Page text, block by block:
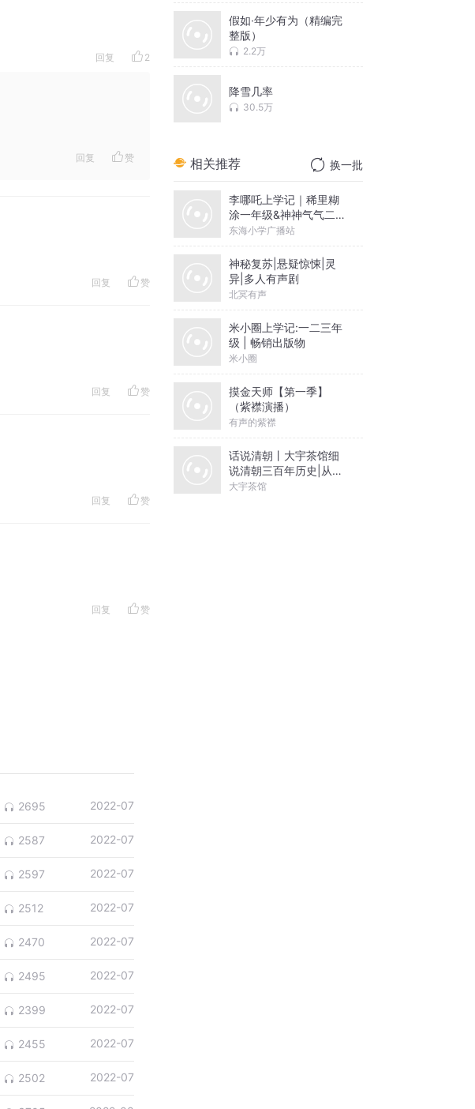
回复 2
回复 赞
回复 赞
回复 赞
回复 赞
回复 赞
2695 2022-07
2587 2022-07
2597 2022-07
2512 2022-07
2470 2022-07
2495 2022-07
2399 2022-07
2455 2022-07
2502 2022-07
假如·年少有为（精编完
整版）
2.2万
降雪几率
30.5万
相关推荐 换一批
李哪吒上学记｜稀里糊
涂一年级&神神气气二年
级
东海小学广播站
神秘复苏|悬疑惊悚|灵
异|多人有声剧
北冥有声
米小圈上学记:一二三年
级 | 畅销出版物
米小圈
摸金天师【第一季】
（紫襟演播）
有声的紫襟
话说清朝丨大宇茶馆细
说清朝三百年历史|从努
尔哈赤到末代皇帝溥仪|
大宇茶馆